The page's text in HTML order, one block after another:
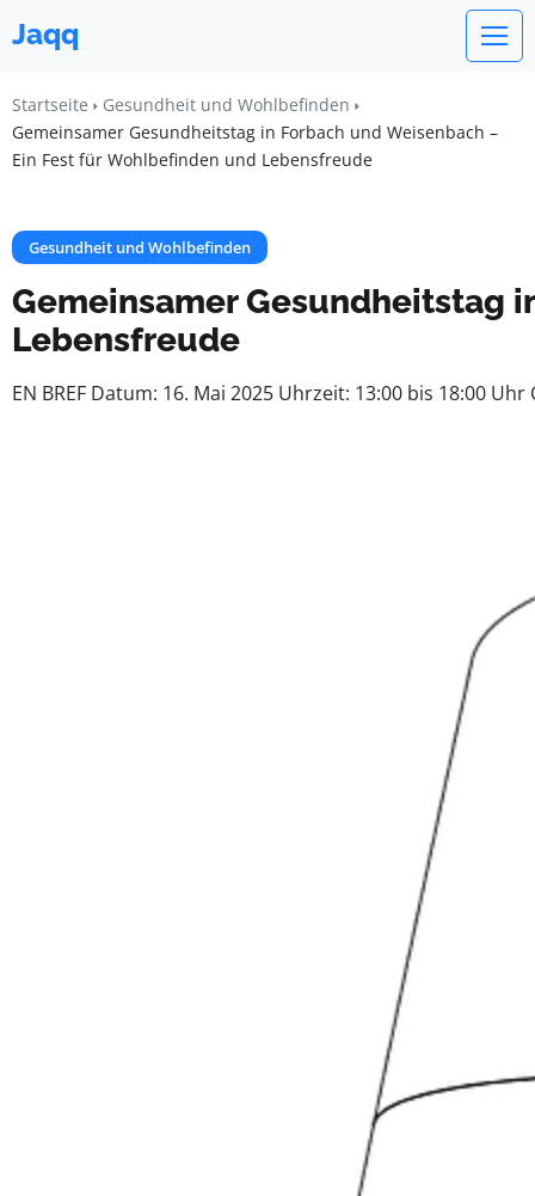
Jaqq
Startseite
Gesundheit und Wohlbefinden
Gemeinsamer Gesundheitstag in Forbach und Weisenbach –
Ein Fest für Wohlbefinden und Lebensfreude
Gesundheit und Wohlbefinden
Gemeinsamer Gesundheitstag
Lebensfreude
EN BREF Datum: 16. Mai 2025 Uhrzeit: 13:00 bis 18:00